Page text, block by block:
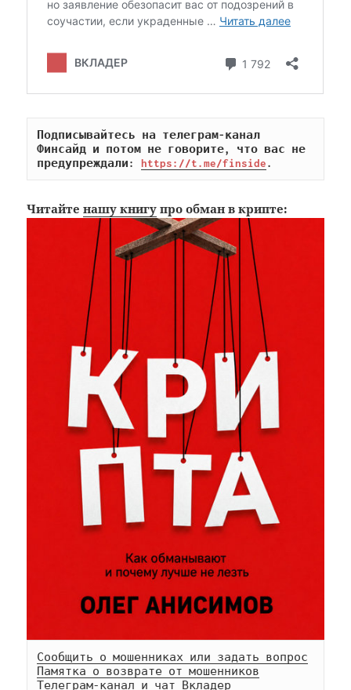
Подписывайтесь на телеграм-канал
Финсайд и потом не говорите, что вас не
предупреждали: https://t.me/finside.
Читайтенашу книгу про обман в крипте:
Сообщить о мошенниках или задать вопрос
Памятка о возврате от мошенников
Телеграм-канал и чат